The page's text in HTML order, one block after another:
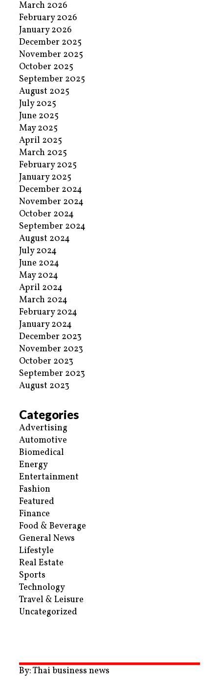
March 2026
February 2026
January 2026
December 2025
November 2025
October 2025
September 2025
August 2025
July 2025
June 2025
May 2025
April 2025
March 2025
February 2025
January 2025
December 2024
November 2024
October 2024
September 2024
August 2024
July 2024
June 2024
May 2024
April 2024
March 2024
February 2024
January 2024
December 2023
November 2023
October 2023
September 2023
August 2023
Categories
Advertising
Automotive
Biomedical
Energy
Entertainment
Fashion
Featured
Finance
Food & Beverage
General News
Lifestyle
Real Estate
Sports
Technology
Travel & Leisure
Uncategorized
By: Thai business news